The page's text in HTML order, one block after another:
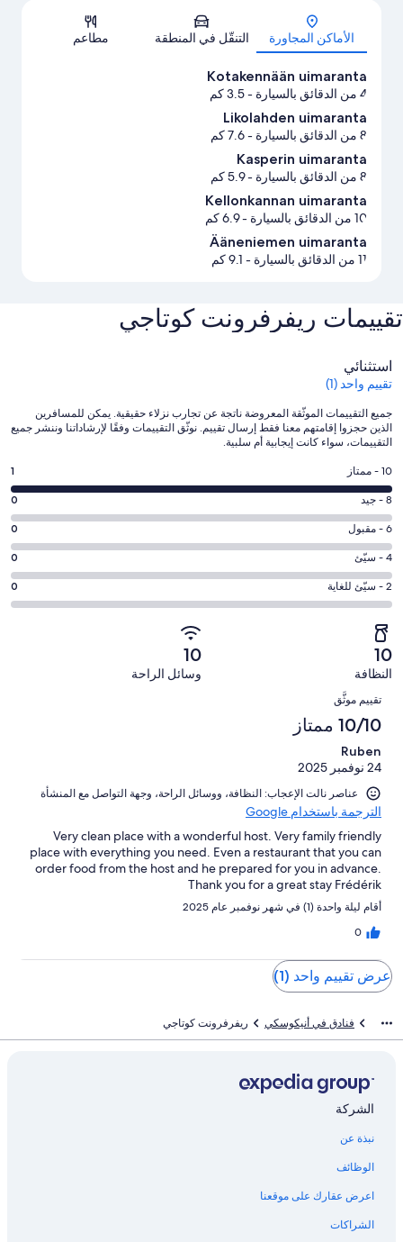
الخريطة
الأماكن المجاورة التنقّل في المنطقة مطاعم
Kotakennään uimaranta
4 من الدقائق بالسيارة - 3.5 كم
Likolahden uimaranta
8 من الدقائق بالسيارة - 7.6 كم
Kasperin uimaranta
8 من الدقائق بالسيارة - 5.9 كم
Kellonkannan uimaranta
10 من الدقائق بالسيارة - 6.9 كم
Ääneniemen uimaranta
11 من الدقائق بالسيارة - 9.1 كم
تقييمات ⁦ريفرفرونت كوتاجي⁩
التقييمات
استثنائي
تقييم واحد (1)
جميع التقييمات الموثّقة المعروضة ناتجة عن تجارب نزلاء حقيقية. يمكن للمسافرين
الذين حجزوا إقامتهم معنا فقط إرسال تقييم. نوثّق التقييمات وفقًا لإرشاداتنا وننشر جميع
التقييمات، سواء كانت إيجابية أم سلبية.
درجة
التصنيف
10
-
ممتاز.
1
من
أصل
من
تقييمات
النزلاء
10 - ممتاز 1
درجة
التصنيف
8
-
جيد.
0
أصل
1
من
النزلاء
8 - جيد 0
درجة
التصنيف
6
-
مقبول.
0
من
أصل
1
من
تقييمات
النزلاء
6 - مقبول 0
درجة
التصنيف
4
سيّئ.
0
من
من
تقييمات
النزلاء
4 - سيّئ 0
درجة
التصنيف
2
-
سيّئ
للغاية.
من
من
تقييمات
النزلاء
2 - سيّئ للغاية 0
10
النظافة
10
وسائل الراحة
التقييمات
تقييم موثَّق
10/10 ممتاز
Ruben
24 نوفمبر 2025
عناصر نالت الإعجاب: ⁦النظافة⁩، و⁦وسائل الراحة⁩، و⁦جهة التواصل مع المنشأة⁩
الترجمة باستخدام Google
Very clean place with a wonderful host. Very family friendly
place with everything you need. Even a restaurant that you can
order food from the host and he prepared for you in advance.
Thank you for a great stay Frédérik
أقام ليلة واحدة (1) في شهر نوفمبر عام 2025
0
عرض تقييم واحد (1)
فنادق في أنيكوسكي ريفرفرونت كوتاجي
الشركة
نبذة عن
الوظائف
اعرض عقارك على موقعنا
الشراكات